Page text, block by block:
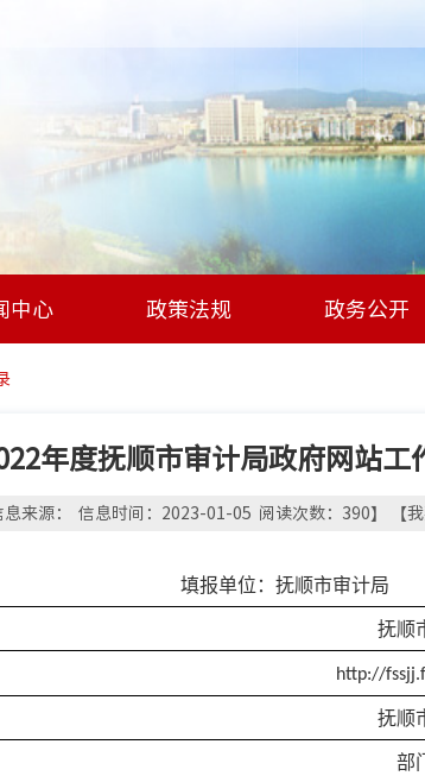
中心 政策法规 政务公开
年度抚顺市审计局政府网站工
息来源： 信息时间：2023-01-05 阅读次数： 390】 【
填报单位： 抚顺市审计局
抚顺
http://
抚顺
部